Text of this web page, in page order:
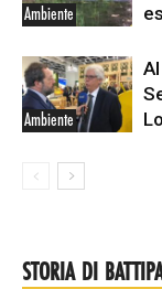
Ambiente
Ambiente
STORIA DI